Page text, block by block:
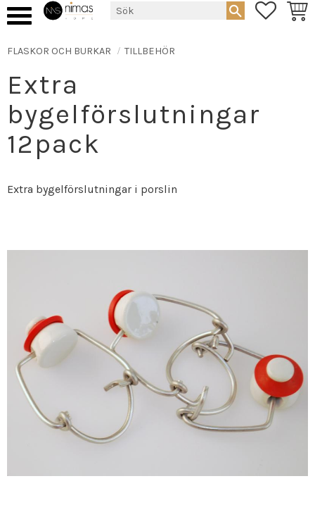
FLASKOR OCH BURKAR TILLBEHÖR
Extra
bygelförslutningar
12pack
Extra bygelförslutningar i porslin